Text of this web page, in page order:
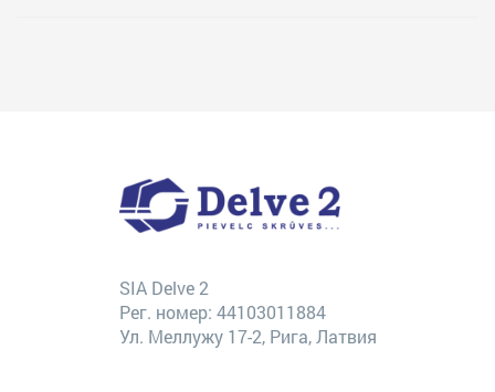
SIA Delve 2
Рег. номер: 44103011884
Ул. Меллужу 17-2, Рига, Латвия